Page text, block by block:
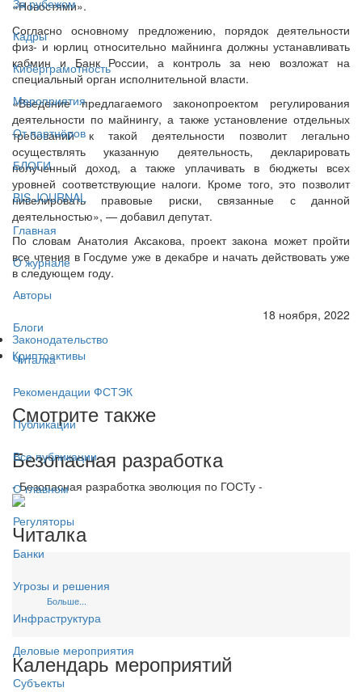
За рубежом
Кадры
Киберграмотность
Мероприятия
От партнёров
БЛОГИ
BIS JOURNAL
Главная
О журнале
Авторы
Блоги
Читалка
Рекомендации ФСТЭК
Публикации
Все публикации
О главном
Регуляторы
Банки
Угрозы и решения
Инфраструктура
Деловые мероприятия
Субъекты
«Новостями».
Согласно основному предложению, порядок деятельности
физ- и юрлиц относительно майнинга должны устанавливать
кабмин и Банк России, а контроль за нею возложат на
специальный орган исполнительной власти.
«Введение предлагаемого законопроектом регулирования
деятельности по майнингу, а также установление отдельных
требований к такой деятельности позволит легально
осуществлять указанную деятельность, декларировать
полученный доход, а также уплачивать в бюджеты всех
уровней соответствующие налоги. Кроме того, это позволит
нивелировать правовые риски, связанные с данной
деятельностью», — добавил депутат.
По словам Анатолия Аксакова, проект закона может пройти
все чтения в Госдуме уже в декабре и начать действовать уже
в следующем году.
18 ноября, 2022
Законодательство
Криптоактивы
Смотрите также
Безопасная разработка
- Безопасная разработка эволюция по ГОСТу -
Читалка
Больше...
Календарь мероприятий